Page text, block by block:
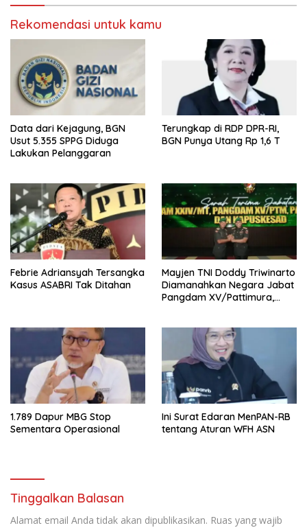
Rekomendasi untuk kamu
Data dari Kejagung, BGN
Usut 5.355 SPPG Diduga
Lakukan Pelanggaran
Terungkap di RDP DPR-RI,
BGN Punya Utang Rp 1,6 T
Febrie Adriansyah Tersangka
Kasus ASABRI Tak Ditahan
Mayjen TNI Doddy Triwinarto
Diamanahkan Negara Jabat
Pangdam XV/Pattimura,
1.789 Dapur MBG Stop
Sementara Operasional
Ini Surat Edaran MenPAN-RB
tentang Aturan WFH ASN
Tinggalkan Balasan
Alamat email Anda tidak akan dipublikasikan. Ruas yang wajib